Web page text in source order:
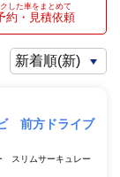
した車をまとめて
約・見積依頼
前方ドライブ
スリムサーキュレー